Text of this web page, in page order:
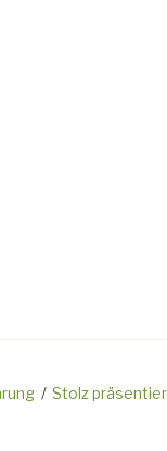
Stolz